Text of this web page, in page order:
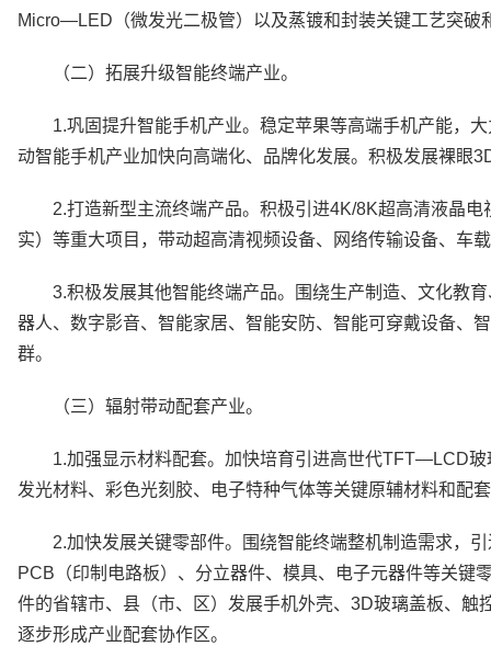
Micro—LED（微发光二极管）以及蒸镀和封装关键工艺突破
（二）拓展升级智能终端产业。
1.巩固提升智能手机产业。稳定苹果等高端手机产能，
动智能手机产业加快向高端化、品牌化发展。积极发展裸眼
2.打造新型主流终端产品。积极引进4K/8K超高清液晶
实）等重大项目，带动超高清视频设备、网络传输设备、车
3.积极发展其他智能终端产品。围绕生产制造、文化教
器人、数字影音、智能家居、智能安防、智能可穿戴设备、
群。
（三）辐射带动配套产业。
1.加强显示材料配套。加快培育引进高世代TFT—LCD
发光材料、彩色光刻胶、电子特种气体等关键原辅材料和配
2.加快发展关键零部件。围绕智能终端整机制造需求，
PCB（印制电路板）、分立器件、模具、电子元器件等关键
件的省辖市、县（市、区）发展手机外壳、3D玻璃盖板、
逐步形成产业配套协作区。